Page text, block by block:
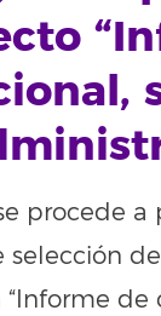
procede
“Informe